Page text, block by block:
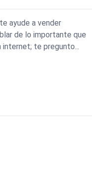
ayude a vender
de lo importante que
internet; te pregunto...